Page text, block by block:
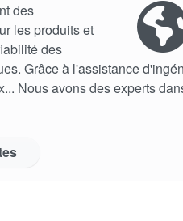
des
les produits et
des
Grâce à l'assistance
Nous avons des experts